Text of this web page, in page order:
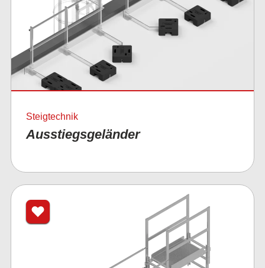
Steigtechnik
Ausstiegsgeländer